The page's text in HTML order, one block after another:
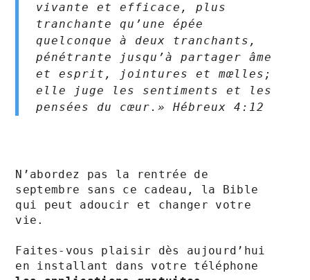
vivante et efficace, plus
tranchante qu’une épée
quelconque à deux tranchants,
pénétrante jusqu’à partager âme
et esprit, jointures et mœlles;
elle juge les sentiments et les
pensées du cœur.» ‭‭Hébreux‬ ‭4:12
N’abordez pas la rentrée de
septembre sans ce cadeau, la Bible
qui peut adoucir et changer votre
vie.
Faites-vous plaisir dès aujourd’hui